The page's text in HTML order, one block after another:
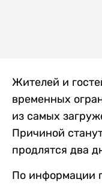
Жителей и
временных
из самых
Причиной
продлятся два
По информации